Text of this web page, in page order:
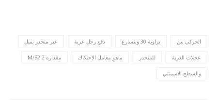
الحركي بين بزاوية 30 وبتسارع دفع رجل عربة عبر منحدر يميل
عجلات العربة للمنحدر ماهو معامل الاحتكاك مقداره 2 M/S2
والسطح الاسمنتي